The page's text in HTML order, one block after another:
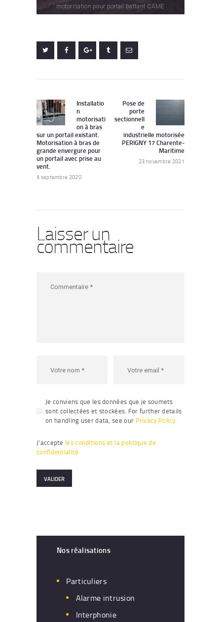
motorisation pour portail battant CAME
de
l’article
Previous
post:
Installatio
n
motorisati
on à bras
sur un portail existant.
Motorisation à bras de
grande envergure pour
un portail avec prise au
vent.
5 septembre 2020
Pose de
porte
sectionnell
e
industrielle motorisée
PERIGNY 17 Charente-
Maritime
23 novembre 2021
Laisser un
commentaire
Je conviens que les données que je soumets
sont collectées et stockées. For further details
on handling user data, see our Privacy Policy
J’accepte les conditions et la politique de
confidentialité
Nos réalisations
Particuliers
Alarme intrusion
Interphonie